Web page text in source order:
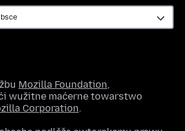
Mozilla Foundation,
wužitne maćerne towarstwo
Corporation.